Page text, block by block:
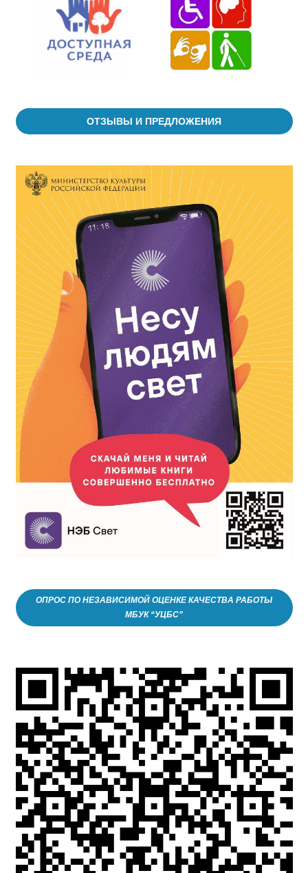
ОТЗЫВЫ И ПРЕДЛОЖЕНИЯ
ОПРОС ПО НЕЗАВИСИМОЙ ОЦЕНКЕ КАЧЕСТВА РАБОТЫ
МБУК “УЦБС”